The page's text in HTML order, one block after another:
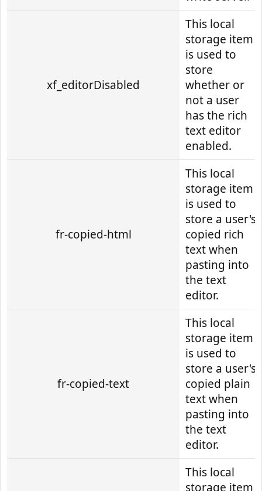
xf_editorDisabled
This local
storage item
is used to
store
whether or
not a user
has the rich
text editor
enabled.
fr-copied-html
This local
storage item
is used to
store a user's
copied rich
text when
pasting into
the text
editor.
fr-copied-text
This local
storage item
is used to
store a user's
copied plain
text when
pasting into
the text
editor.
This local
storage item